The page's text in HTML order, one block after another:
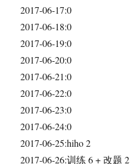
2017-06-17:0
2017-06-18:0
2017-06-19:0
2017-06-20:0
2017-06-21:0
2017-06-22:0
2017-06-23:0
2017-06-24:0
2017-06-25:hiho 2
2017-06-26:训练 6 + 改题 2